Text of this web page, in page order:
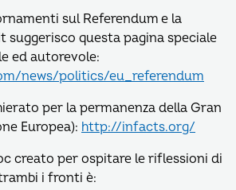
sul Referendum e la
suggerisco questa pagina speciale
ed autorevole:
news/politics/eu_referendum
per la permanenza della Gran
Europea): http://infacts.org/
creato per ospitare le riflessioni di
i fronti è: